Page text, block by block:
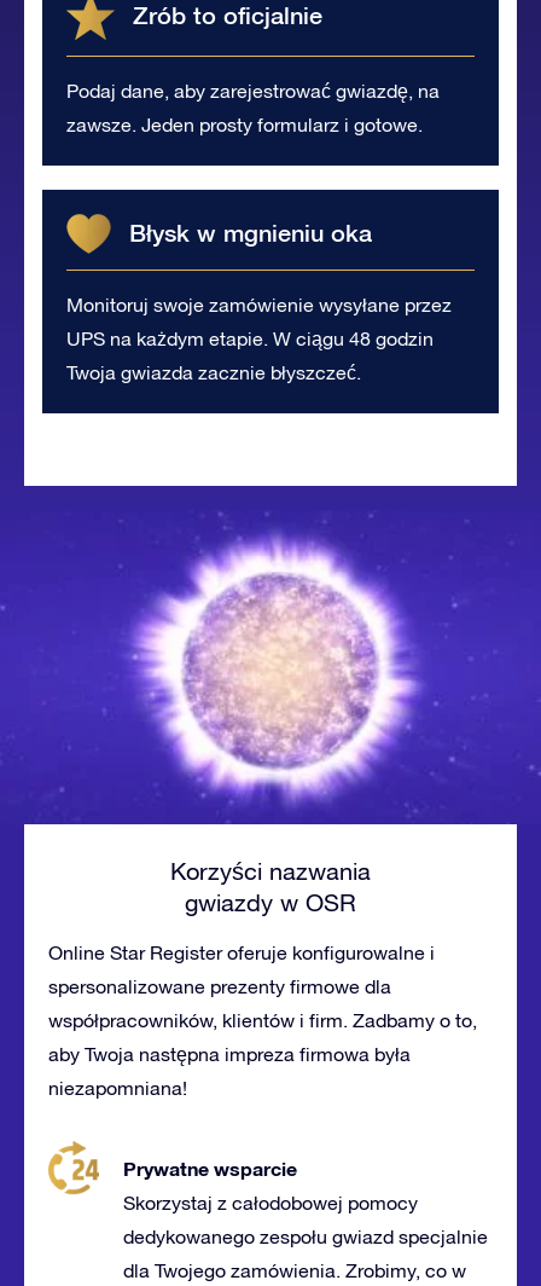
Zrób to oficjalnie
Podaj dane, aby zarejestrować gwiazdę, na
zawsze. Jeden prosty formularz i gotowe.
Błysk w mgnieniu oka
Monitoruj swoje zamówienie wysyłane przez
UPS na każdym etapie. W ciągu 48 godzin
Twoja gwiazda zacznie błyszczeć.
Korzyści nazwania
gwiazdy w OSR
Online Star Register oferuje konfigurowalne i
spersonalizowane prezenty firmowe dla
współpracowników, klientów i firm. Zadbamy o to,
aby Twoja następna impreza firmowa była
niezapomniana!
Prywatne wsparcie
Skorzystaj z całodobowej pomocy
dedykowanego zespołu gwiazd specjalnie
dla Twojego zamówienia. Zrobimy, co w